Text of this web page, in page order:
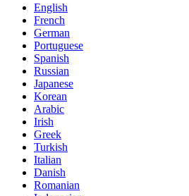
English
French
German
Portuguese
Spanish
Russian
Japanese
Korean
Arabic
Irish
Greek
Turkish
Italian
Danish
Romanian